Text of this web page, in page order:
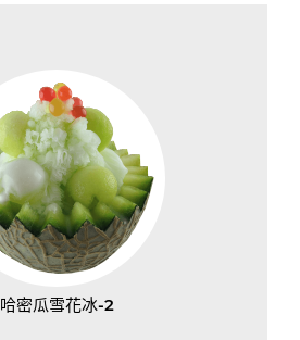
哈密瓜雪花冰-2